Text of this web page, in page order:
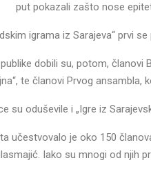
put pokazali zašto nose
igrama iz Sarajeva“ prvi
dobili su, potom, članovi
te članovi Prvog ansambla,
su oduševile i „Igre iz
učestvovalo je oko 150
Iako su mnogi od njih